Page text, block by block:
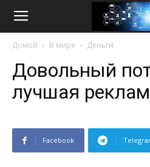
Life
Домой В мире Деньги
Довольный
лучшая
Facebook